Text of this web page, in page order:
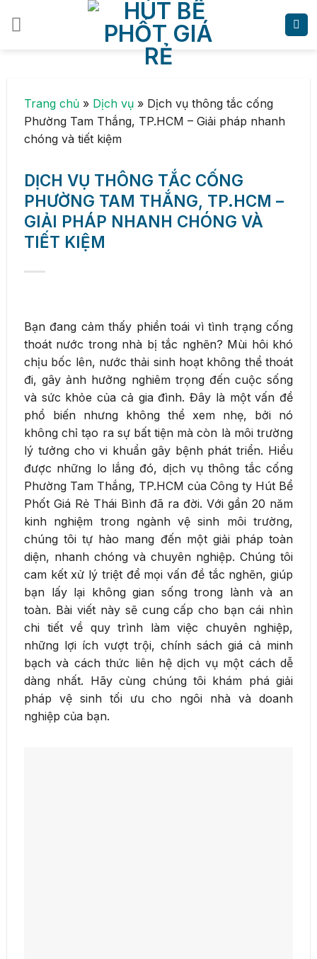
Trang chủ » Dịch vụ » Dịch vụ thông tắc cống
Phường Tam Thắng, TP.HCM – Giải pháp nhanh
chóng và tiết kiệm
DỊCH VỤ THÔNG TẮC CỐNG
PHƯỜNG TAM THẮNG, TP.HCM –
GIẢI PHÁP NHANH CHÓNG VÀ
TIẾT KIỆM
Bạn đang cảm thấy phiền toái vì tình trạng cống
thoát nước trong nhà bị tắc nghẽn? Mùi hôi khó
chịu bốc lên, nước thải sinh hoạt không thể thoát
đi, gây ảnh hưởng nghiêm trọng đến cuộc sống
và sức khỏe của cả gia đình. Đây là một vấn đề
phổ biến nhưng không thể xem nhẹ, bởi nó
không chỉ tạo ra sự bất tiện mà còn là môi trường
lý tưởng cho vi khuẩn gây bệnh phát triển. Hiểu
được những lo lắng đó, dịch vụ thông tắc cống
Phường Tam Thắng, TP.HCM của Công ty Hút Bể
Phốt Giá Rẻ Thái Bình đã ra đời. Với gần 20 năm
kinh nghiệm trong ngành vệ sinh môi trường,
chúng tôi tự hào mang đến một giải pháp toàn
diện, nhanh chóng và chuyên nghiệp. Chúng tôi
cam kết xử lý triệt để mọi vấn đề tắc nghẽn, giúp
bạn lấy lại không gian sống trong lành và an
toàn. Bài viết này sẽ cung cấp cho bạn cái nhìn
chi tiết về quy trình làm việc chuyên nghiệp,
những lợi ích vượt trội, chính sách giá cả minh
bạch và cách thức liên hệ dịch vụ một cách dễ
dàng nhất. Hãy cùng chúng tôi khám phá giải
pháp vệ sinh tối ưu cho ngôi nhà và doanh
nghiệp của bạn.